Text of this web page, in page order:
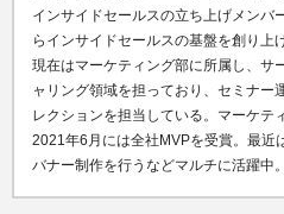
インサイドセールスの立ち上げメンバ
らインサイドセールスの基盤を創り上
現在はマーケティング部に所属し、サ
ャリング領域を担っており、セミナー
レクションを担当している。マーケテ
2021年6月には全社MVPを受賞。最近
バナー制作を行うなどマルチに活躍中。